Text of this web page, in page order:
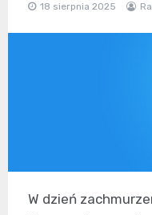
18 sierpnia 2025
W dzień